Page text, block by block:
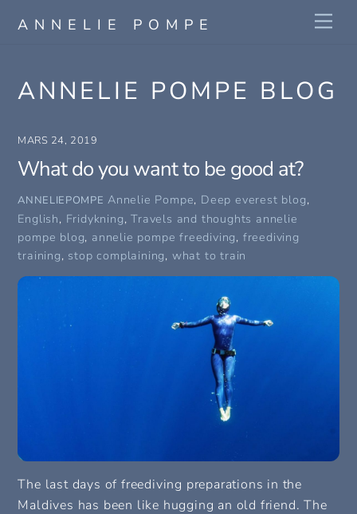
ANNELIE POMPE
ANNELIE POMPE BLOG
MARS 24, 2019
What do you want to be good at?
ANNELIEPOMPE Annelie Pompe, Deep everest blog,
English, Fridykning,Travels and thoughts annelie
pompe blog, annelie pompe freediving, freediving
training, stop complaining, what to train
The last days of freediving preparations in the
Maldives has been like hugging an old friend. The